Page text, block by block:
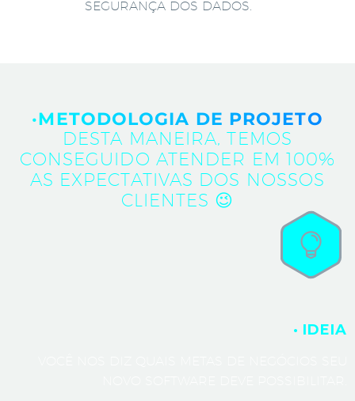
SEGURANÇA DOS DADOS.
·METODOLOGIA DE PROJETO
DESTA MANEIRA, TEMOS
CONSEGUIDO ATENDER EM 100%
AS EXPECTATIVAS DOS NOSSOS
CLIENTES 😉
· IDEIA